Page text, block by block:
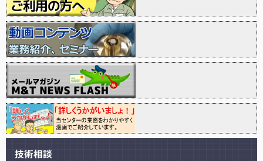
技術相談